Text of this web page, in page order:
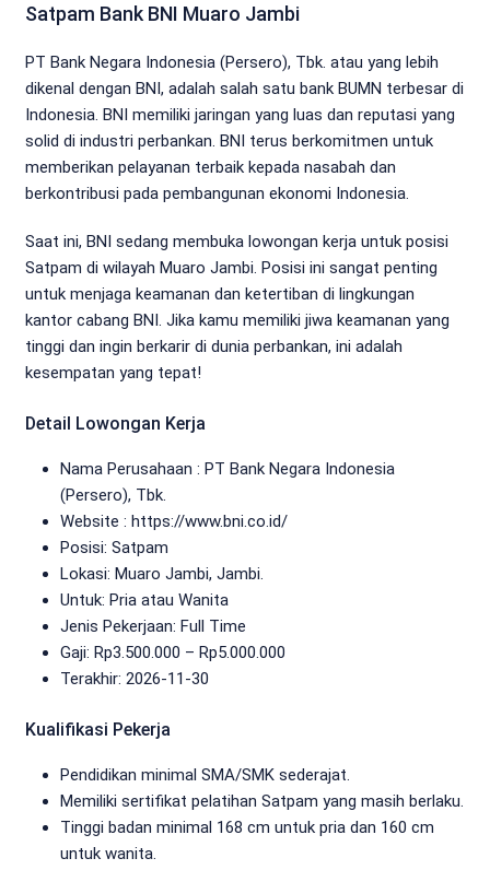
Satpam Bank BNI Muaro Jambi
PT Bank Negara Indonesia (Persero), Tbk. atau yang lebih
dikenal dengan BNI, adalah salah satu bank BUMN terbesar di
Indonesia. BNI memiliki jaringan yang luas dan reputasi yang
solid di industri perbankan. BNI terus berkomitmen untuk
memberikan pelayanan terbaik kepada nasabah dan
berkontribusi pada pembangunan ekonomi Indonesia.
Saat ini, BNI sedang membuka lowongan kerja untuk posisi
Satpam di wilayah Muaro Jambi. Posisi ini sangat penting
untuk menjaga keamanan dan ketertiban di lingkungan
kantor cabang BNI. Jika kamu memiliki jiwa keamanan yang
tinggi dan ingin berkarir di dunia perbankan, ini adalah
kesempatan yang tepat!
Detail Lowongan Kerja
Nama Perusahaan : PT Bank Negara Indonesia
(Persero), Tbk.
Website : https://www.bni.co.id/
Posisi: Satpam
Lokasi: Muaro Jambi, Jambi.
Untuk: Pria atau Wanita
Jenis Pekerjaan: Full Time
Gaji: Rp3.500.000 – Rp5.000.000
Terakhir: 2026-11-30
Kualifikasi Pekerja
Pendidikan minimal SMA/SMK sederajat.
Memiliki sertifikat pelatihan Satpam yang masih berlaku.
Tinggi badan minimal 168 cm untuk pria dan 160 cm
untuk wanita.